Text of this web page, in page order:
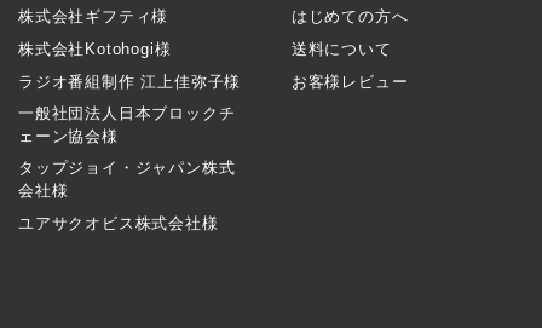
株式会社ギフティ様
株式会社Kotohogi様
ラジオ番組制作 江上佳弥子様
一般社団法人日本ブロックチ
ェーン協会様
タップジョイ・ジャパン株式
会社様
ユアサクオビス株式会社様
はじめての方へ
送料について
お客様レビュー